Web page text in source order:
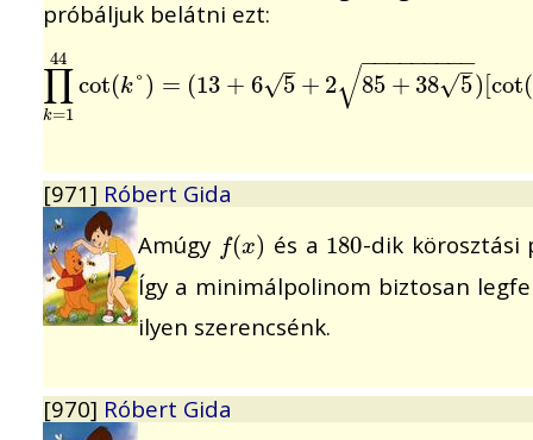
próbáljuk belátni ezt:
∏
k=1
44
cot(k°) = (13 + 6 5
–
√ + 2 85 + 38 5
–
√
− −
−−−−−−−
√ )[cot(
=144cot (k° )=(13+ 65+285+385) [cot(1°)cot(2°)
[971] Róbert Gida
Amúgy f(x)
f(x) és a 180
180-dik körosztási
Így a minimálpolinom biztosan
ilyen szerencsénk.
[970] Róbert Gida